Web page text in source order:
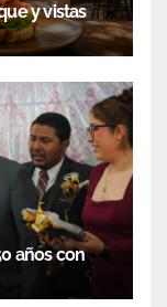
y vistas
años con